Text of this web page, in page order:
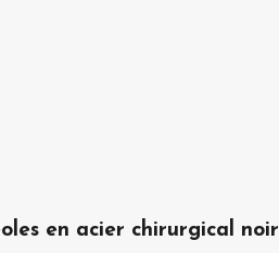
en acier chirurgical noir